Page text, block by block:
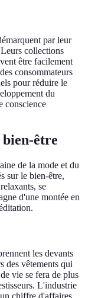
par leur
collections
être facilement
consommateurs
pour réduire le
du
conscience
être
de la mode et du
sur le bien-être,
se
d'une montée en
les devants
des vêtements qui
vie se fera de plus
L'industrie